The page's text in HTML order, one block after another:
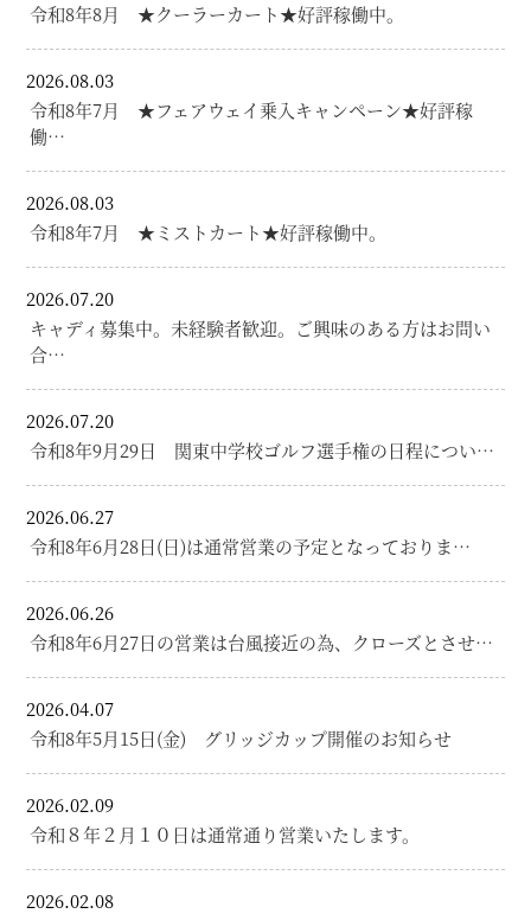
令和8年8月 ★クーラーカート★好評稼働中。
2026.08.03
令和8年7月 ★フェアウェイ乗入キャンペーン★好評稼
働…
2026.08.03
令和8年7月 ★ミストカート★好評稼働中。
2026.07.20
キャディ募集中。未経験者歓迎。ご興味のある方はお問い
合…
2026.07.20
令和8年9月29日 関東中学校ゴルフ選手権の日程につい…
2026.06.27
令和8年6月28日(日)は通常営業の予定となっておりま…
2026.06.26
令和8年6月27日の営業は台風接近の為、クローズとさせ…
2026.04.07
令和8年5月15日(金) グリッジカップ開催のお知らせ
2026.02.09
令和８年２月１０日は通常通り営業いたします。
2026.02.08